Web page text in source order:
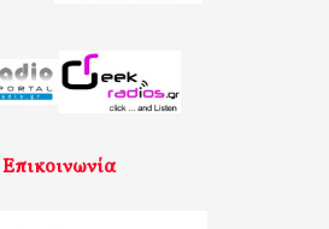
Επικοινωνία